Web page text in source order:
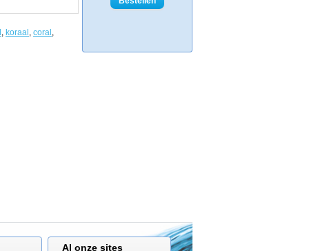
, koraal , coral ,
Al onze sites